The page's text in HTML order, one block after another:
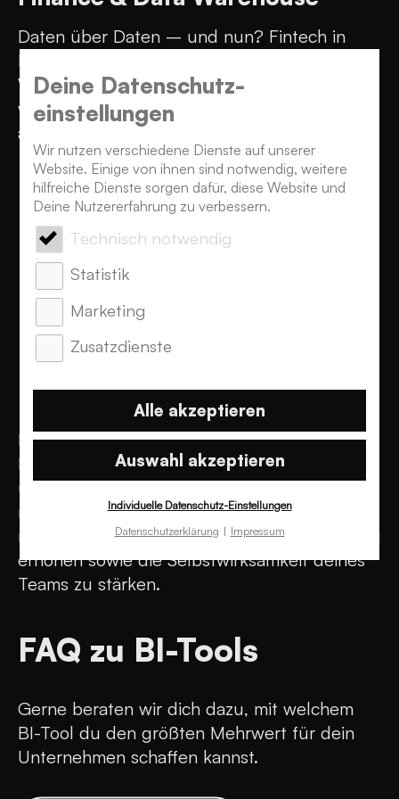
Deine Datenschutz­
einstellungen
Wir nutzen verschiedene Dienste auf unserer
Website. Einige von ihnen sind notwendig, weitere
hilfreiche Dienste sorgen dafür, diese Website und
Deine Nutzererfahrung zu verbessern.
Technisch notwendig
Statistik
Marketing
Zusatzdienste
Alle akzeptieren
Auswahl akzeptieren
Individuelle Datenschutz-Einstellungen
Datenschutzerklärung
Impressum
Mehr über Data Warehouse
Daten über Daten – und nun? Fintech in
Funktion ist unsere Mission.
Wir designen Data Warehouses – und
wissen, worauf es bei ETL-Prozessen
ankommt.
Business Intelligence
und Data Analytics:
Reports, Dashboards,
Plotgrafiken
Durch die Visualisierung von Daten werden
Entscheidungswege offensichtlich und
überprüfbar. Du erhältst eine Übersicht zu
relevanten KPIs und kannst die Ergebnisse
nutzen, um deine Kund*innen­zufriedenheit zu
erhöhen sowie die Selbstwirksamkeit deines
Teams zu stärken.
FAQ zu BI-Tools
Gerne beraten wir dich dazu, mit welchem
BI-Tool du den größten Mehrwert für dein
Unternehmen schaffen kannst.